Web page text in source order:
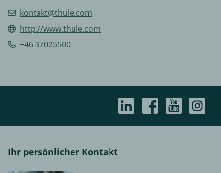
kontakt@thule.com
http://www.thule.com
+46 37025500
Ihr persönlicher Kontakt